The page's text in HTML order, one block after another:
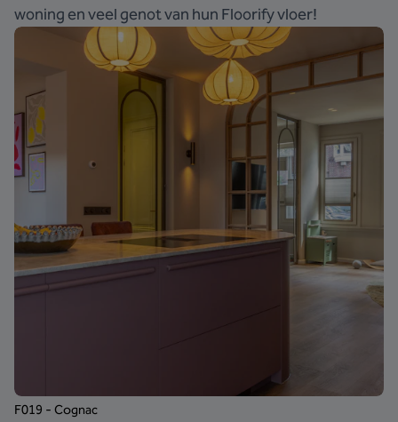
woning en veel genot van hun Floorify vloer!
F019 - Cognac